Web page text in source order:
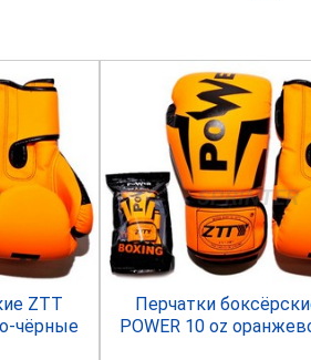
ZTT
чёрные
SPRINTER
Перчатки
POWER 10 oz